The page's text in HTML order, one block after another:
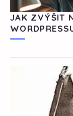
JAK ZVÝŠIT